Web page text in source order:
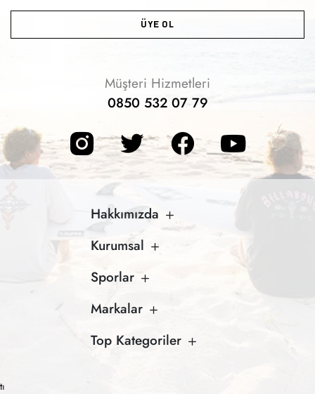
ÜYE OL
Müşteri Hizmetleri
0850 532 07 79
Hakkımızda
Kurumsal
Sporlar
Markalar
Top Kategoriler